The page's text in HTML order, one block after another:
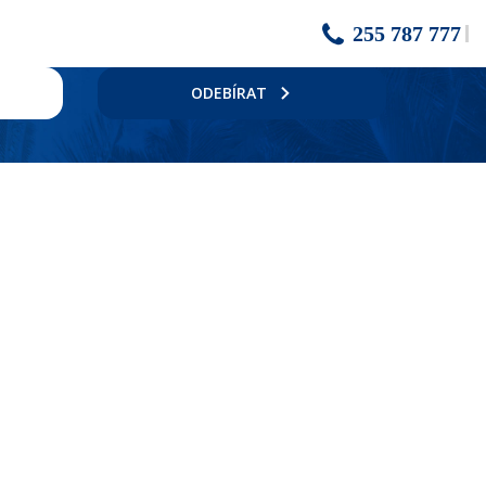
255 787 777
7 barů, menší obchůdky, 4 bazény, z toho 1 dětský a 1
ODEBÍRAT